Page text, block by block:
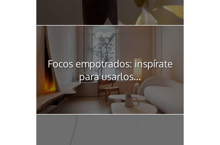
Focos empotrados: inspírate
para usarlos...